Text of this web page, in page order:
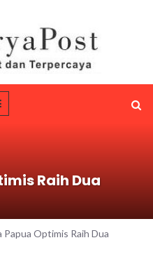
Raih Dua
Papua Optimis Raih Dua